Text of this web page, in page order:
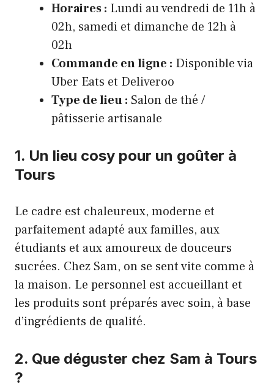
Horaires : Lundi au vendredi de 11h à
02h, samedi et dimanche de 12h à
02h
Commande en ligne : Disponible via
Uber Eats et Deliveroo
Type de lieu : Salon de thé /
pâtisserie artisanale
1. Un lieu cosy pour un goûter à
Tours
Le cadre est chaleureux, moderne et
parfaitement adapté aux familles, aux
étudiants et aux amoureux de douceurs
sucrées. Chez Sam, on se sent vite comme à
la maison. Le personnel est accueillant et
les produits sont préparés avec soin, à base
d’ingrédients de qualité.
2. Que déguster chez Sam à Tours
?